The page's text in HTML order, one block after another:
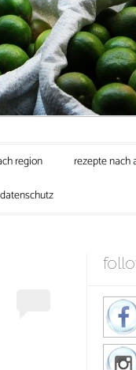
region rezepte nach
datenschutz